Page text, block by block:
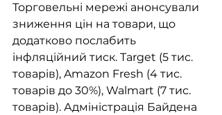
Торговельні мережі анонсували
зниження цін на товари, що
додатково послабить
інфляційний тиск. Target (5 тис.
товарів), Amazon Fresh (4 тис.
товарів до 30%), Walmart (7 тис.
товарів). Адміністрація Байдена